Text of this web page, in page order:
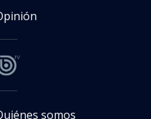
somos